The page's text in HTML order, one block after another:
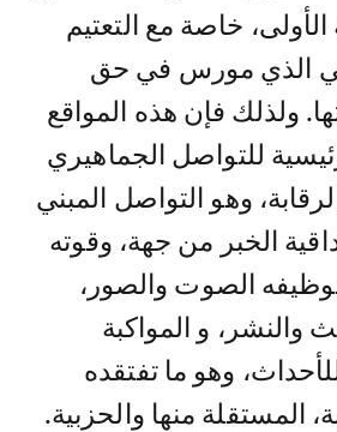
الأولى، خاصة مع التعتيم
الذي مورس في حق
ولذلك فإن هذه المواقع
للتواصل الجماهيري
وهو التواصل المبني
الخبر من جهة، وقوته
الصوت والصور،
والنشر، و المواكبة
للأحداث، وهو ما تفتقده
المستقلة منها والحزبية.